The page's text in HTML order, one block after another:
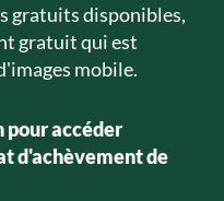
gratuits disponibles,
gratuit qui est
mobile.
pour accéder
d'achèvement de